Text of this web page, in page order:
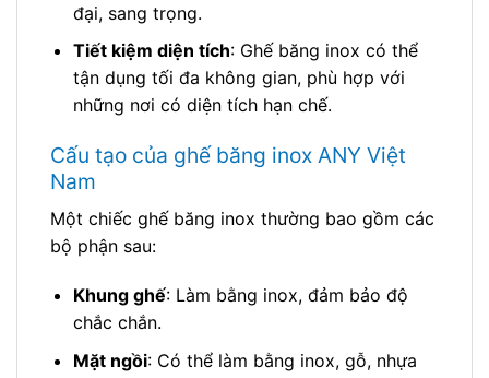
đại, sang trọng.
Tiết kiệm diện tích: Ghế băng inox có thể
tận dụng tối đa không gian, phù hợp với
những nơi có diện tích hạn chế.
Cấu tạo của ghế băng inox ANY Việt
Nam
Một chiếc ghế băng inox thường bao gồm các
bộ phận sau:
Khung ghế: Làm bằng inox, đảm bảo độ
chắc chắn.
Mặt ngồi: Có thể làm bằng inox, gỗ, nhựa